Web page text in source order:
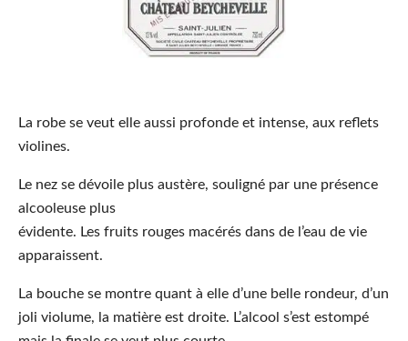
La robe se veut elle aussi profonde et intense, aux reflets
violines.
Le nez se dévoile plus austère, souligné par une présence
alcooleuse plus
évidente. Les fruits rouges macérés dans de l’eau de vie
apparaissent.
La bouche se montre quant à elle d’une belle rondeur, d’un
joli violume, la matière est droite. L’alcool s’est estompé